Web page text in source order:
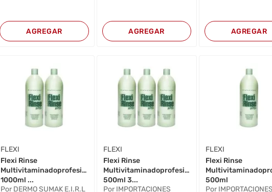
AGREGAR AGREGAR AGREGAR
FLEXI
Flexi Rinse
Multivitaminadoprofesional
1000ml ...
Por DERMO SUMAK E.I.R.L
FLEXI
Flexi Rinse
Multivitaminadoprofesional
500ml 3...
Por IMPORTACIONES
FLEXI
Flexi Rinse
500ml
Por IMPORTACIONES